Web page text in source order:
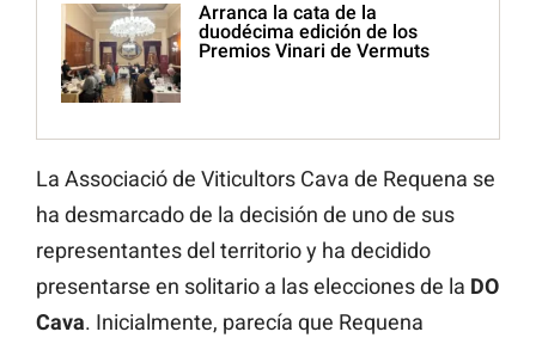
Arranca la cata de la
duodécima edición de los
Premios Vinari de Vermuts
La Associació de Viticultors Cava de Requena se
ha desmarcado de la decisión de uno de sus
representantes del territorio y ha decidido
presentarse en solitario a las elecciones de la DO
Cava. Inicialmente, parecía que Requena